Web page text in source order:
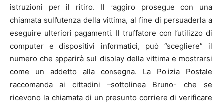
istruzioni per il ritiro. Il raggiro prosegue con una
chiamata sull’utenza della vittima, al fine di persuaderla a
eseguire ulteriori pagamenti. Il truffatore con l’utilizzo di
computer e dispositivi informatici, può “scegliere” il
numero che apparirà sul display della vittima e mostrarsi
come un addetto alla consegna. La Polizia Postale
raccomanda ai cittadini –sottolinea Bruno- che se
ricevono la chiamata di un presunto corriere di verificare